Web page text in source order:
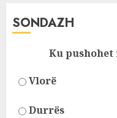
SONDAZH
Ku
Vlorë
Durrës